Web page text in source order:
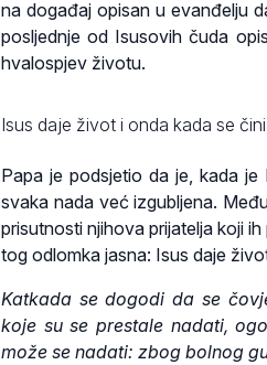
na događaj opisan u evanđelju
posljednje od Isusovih čuda
hvalospjev životu.
Isus daje život i onda kada se
Papa je podsjetio da je, kada
svaka nada već izgubljena.
prisutnosti njihova prijatelja koji
tog odlomka jasna: Isus daje
Katkada se dogodi da se
koje su se prestale nadati,
može se nadati: zbog bolnog